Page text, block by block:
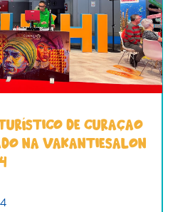
DE CURAÇAO
NA VAKANTIESALON